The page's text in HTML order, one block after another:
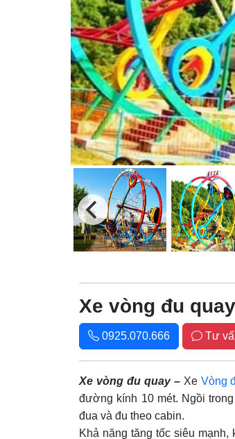
Xe vòng đu quay
0925.070.666 Tư
Xe vòng đu quay – Xe Vòng
đường kính 10 mét. Ngồi
đua và đu theo cabin.
Khả năng tăng tốc siêu